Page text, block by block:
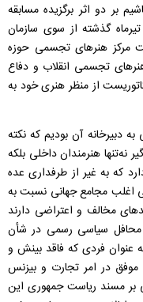
بر دو اثر برگزیده مسابقه
تیرماه گذشته از سوی سازمان
مرکز هنرهای تجسمی حوزه
تجسمی انقلاب و دفاع
از منظر هنری خود به
دبیرخانه آن بودیم که نکته
نه‌تنها هنرمندان داخلی بلکه
که به غیر از طرفداری عده
اغلب مجامع جهانی نسبت به
مخالف و اعتراضی دارند
محافل سیاسی رسمی در شأن
عنوان فردی که فاقد بینش و
در امر تجارت و بیزنس
بر مسند ریاست جمهوری این